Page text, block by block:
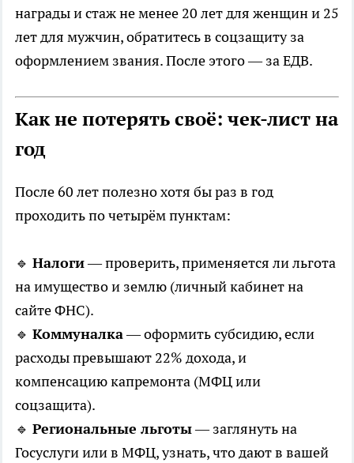
награды и стаж не менее 20 лет для женщин и 25
лет для мужчин, обратитесь в соцзащиту за
оформлением звания. После этого — за ЕДВ.
Как не потерять своё: чек-лист на
год
После 60 лет полезно хотя бы раз в год
проходить по четырём пунктам:
🔹 Налоги— проверить, применяется ли льгота
на имущество и землю (личный кабинет на
сайте ФНС).
🔹 Коммуналка— оформить субсидию, если
расходы превышают 22% дохода, и
компенсацию капремонта (МФЦ или
соцзащита).
🔹 Региональные льготы— заглянуть на
Госуслуги или в МФЦ, узнать, что дают в вашей